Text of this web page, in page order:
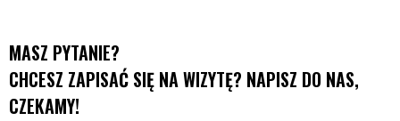
MASZ PYTANIE?
CHCESZ ZAPISAĆ SIĘ NA WIZYTĘ? NAPISZ DO NAS,
CZEKAMY!